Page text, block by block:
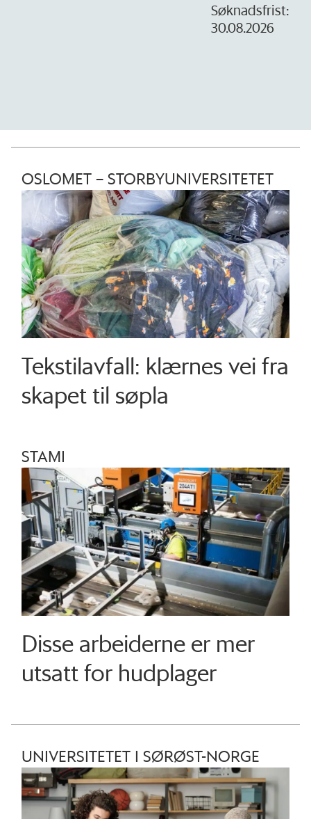
Søknadsfrist:
30.08.2026
OSLOMET – STORBYUNIVERSITETET
Tekstilavfall: klærnes vei fra
skapet til søpla
STAMI
Disse arbeiderne er mer
utsatt for hudplager
UNIVERSITETET I SØRØST-NORGE